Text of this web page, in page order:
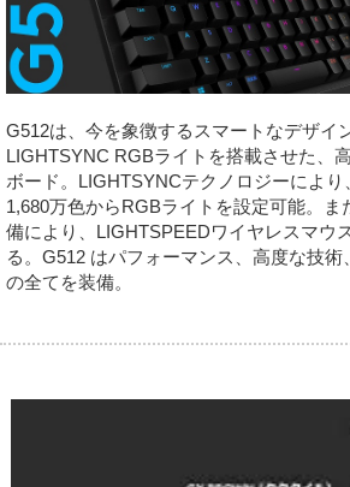
G512は、今を象徴するスマートなデザイ
LIGHTSYNC RGBライトを搭載させた、
ボード。LIGHTSYNCテクノロジーによ
1,680万色からRGBライトを設定可能。ま
備により、LIGHTSPEEDワイヤレスマウ
る。G512 はパフォーマンス、高度な技
の全てを装備。